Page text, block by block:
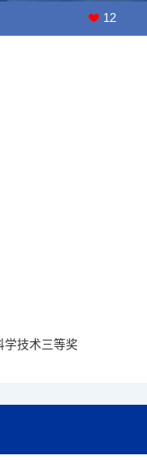
12
学技术三等奖